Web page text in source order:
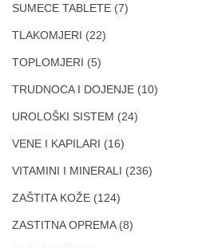
SUMECE TABLETE (7)
TLAKOMJERI (22)
TOPLOMJERI (5)
TRUDNOCA I DOJENJE (10)
UROLOŠKI SISTEM (24)
VENE I KAPILARI (16)
VITAMINI I MINERALI (236)
ZAŠTITA KOŽE (124)
ZASTITNA OPREMA (8)